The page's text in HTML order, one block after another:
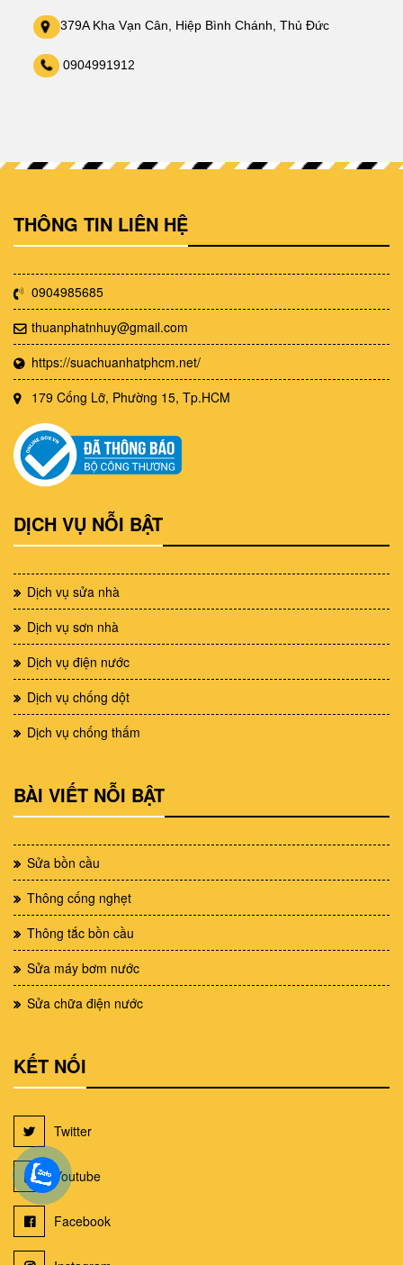
379A Kha Vạn Cân, Hiệp Bình Chánh, Thủ Đức
0904991912
THÔNG TIN LIÊN HỆ
0904985685
thuanphatnhuy@gmail.com
https://suachuanhatphcm.net/
179 Cống Lỡ, Phường 15, Tp.HCM
DỊCH VỤ NỖI BẬT
Dịch vụ sửa nhà
Dịch vụ sơn nhà
Dịch vụ điện nước
Dịch vụ chống dột
Dịch vụ chống thấm
BÀI VIẾT NỖI BẬT
Sửa bồn cầu
Thông cống nghẹt
Thông tắc bồn cầu
Sửa máy bơm nước
Sửa chữa điện nước
KẾT NỐI
Twitter
Youtube
Facebook